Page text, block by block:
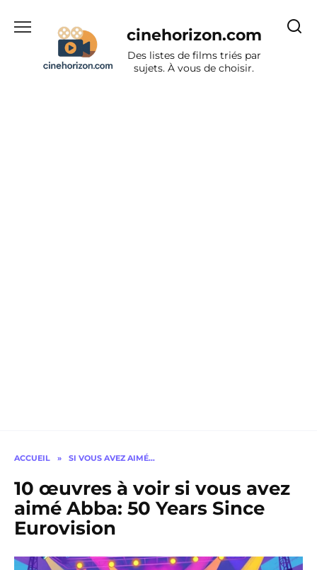
cinehorizon.com
Des listes de films triés par
sujets. À vous de choisir.
ACCUEIL » SI VOUS AVEZ AIMÉ…
10 œuvres à voir si vous avez
aimé Abba: 50 Years Since
Eurovision